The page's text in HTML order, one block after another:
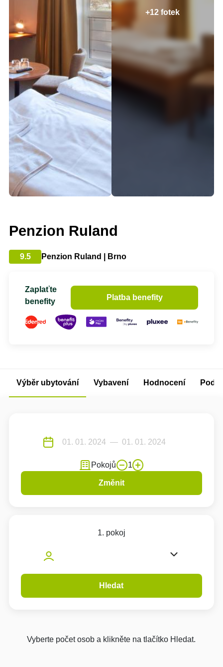
+12 fotek
Penzion Ruland
9.5 Penzion Ruland | Brno
Zaplaťte
benefity
Platba benefity
Výběr ubytování Vybavení Hodnocení
Pokojů 1
Změnit
1. pokoj
Hledat
Vyberte počet osob a klikněte na tlačítko Hledat.